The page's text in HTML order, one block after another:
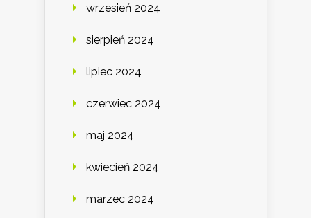
wrzesień 2024
sierpień 2024
lipiec 2024
czerwiec 2024
maj 2024
kwiecień 2024
marzec 2024